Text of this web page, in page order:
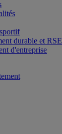
durable et RSE
d'entreprise